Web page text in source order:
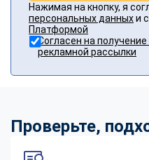
Нажимая на кнопку, я
персональных данныхи с
Платформой
Согласен на
рекламной рассылки
Проверьте,